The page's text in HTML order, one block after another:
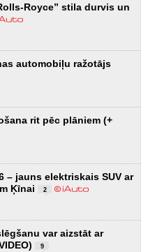
Royce” stila durvis un
automobiļu ražotājs
rit pēc plāniem (+
– jauns elektriskais SUV ar
Ķīnai
2
var aizstāt ar
9